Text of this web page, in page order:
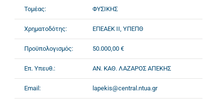
Τομέας: ΦΥΣΙΚΗΣ
Χρηματοδότης: ΕΠΕΑΕΚ II, ΥΠΕΠΘ
Προϋπολογισμός: 50.000,00 €
Επ. Υπευθ.: ΑΝ. ΚΑΘ. ΛΑΖΑΡΟΣ ΑΠΕΚΗΣ
Email: lapekis@central.ntua.gr